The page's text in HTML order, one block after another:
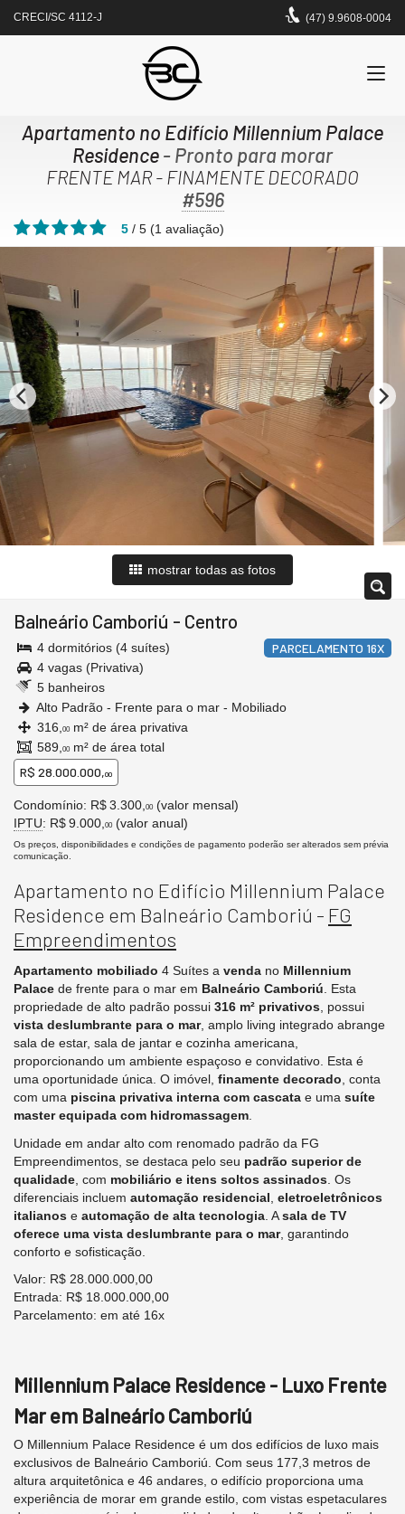
CRECI/SC 4112-J (47) 9.9608-0004
Apartamento no Edifício Millennium Palace
Residence- Pronto para morar
FRENTE MAR - FINAMENTE DECORADO
#596
5 / 5 (1 avaliação)
mostrar todas as fotos
Balneário Camboriú - Centro
PARCELAMENTO 16X
4 dormitórios (4 suítes)
4 vagas (Privativa)
5 banheiros
Alto Padrão - Frente para o mar - Mobiliado
316, 00 m² de área privativa
589, 00 m² de área total
R$ 28.000.000,00
Condomínio: R$ 3.300, 00 (valor mensal)
IPTU: R$ 9.000, 00 (valor anual)
Os preços, disponibilidades e condições de pagamento poderão ser alterados sem prévia
comunicação.
Apartamento no Edifício Millennium Palace
Residence em Balneário Camboriú - FG
Empreendimentos
Apartamento mobiliado 4 Suítes a venda no Millennium
Palace de frente para o mar em Balneário Camboriú. Esta
propriedade de alto padrão possui 316 m² privativos, possui
vista deslumbrante para o mar, amplo living integrado abrange
sala de estar, sala de jantar e cozinha americana,
proporcionando um ambiente espaçoso e convidativo. Esta é
uma oportunidade única. O imóvel, finamente decorado, conta
com uma piscina privativa interna com cascata e uma suíte
master equipada com hidromassagem.
Unidade em andar alto com renomado padrão da FG
Empreendimentos, se destaca pelo seu padrão superior de
qualidade , com mobiliário e itens soltos assinados . Os
diferenciais incluem automação residencial eletroeletrônicos
italianos e automação de alta tecnologia . Asala de TV
oferece uma vista deslumbrante para o mar, garantindo
conforto e sofisticação.
Valor: R$ 28.000.000,00
Entrada: R$ 18.000.000,00
Parcelamento: em até 16x
Millennium Palace Residence - Luxo Frente
Mar em Balneário Camboriú
O Millennium Palace Residence é um dos edifícios de luxo mais
exclusivos de Balneário Camboriú. Com seus 177,3 metros de
altura arquitetônica e 46 andares, o edifício proporciona uma
experiência de morar em grande estilo, com vistas espetaculares